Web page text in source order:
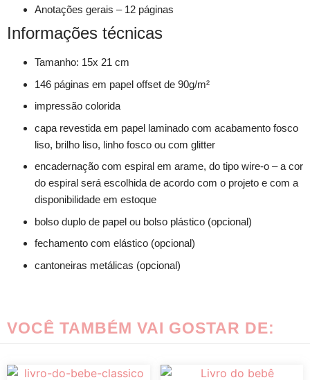
Anotações gerais – 12 páginas
Informações técnicas
Tamanho: 15x 21 cm
146 páginas em papel offset de 90g/m²
impressão colorida
capa revestida em papel laminado com acabamento fosco
liso, brilho liso, linho fosco ou com glitter
encadernação com espiral em arame, do tipo wire-o – a cor
do espiral será escolhida de acordo com o projeto e com a
disponibilidade em estoque
bolso duplo de papel ou bolso plástico (opcional)
fechamento com elástico (opcional)
cantoneiras metálicas (opcional)
VOCÊ TAMBÉM VAI GOSTAR DE: